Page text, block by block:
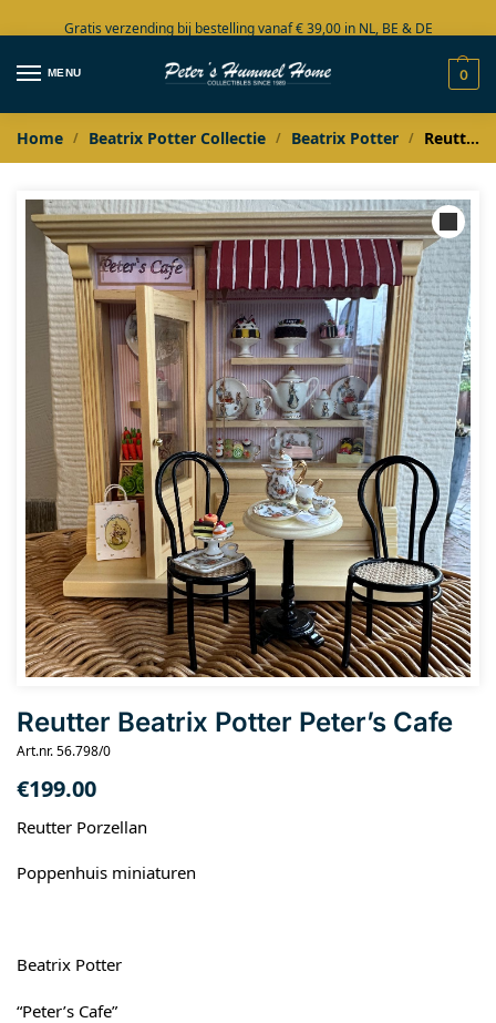
Gratis verzending bij bestelling vanaf € 39,00 in NL, BE & DE
Grote collectie in voorraad
MENU 0
Home / Beatrix Potter Collectie / Beatrix Potter / Reutter Beatrix Potter Peter’s Cafe
Reutter Beatrix Potter Peter’s Cafe
Art.nr. 56.798/0
€199.00
Reutter Porzellan
Poppenhuis miniaturen
Beatrix Potter
“Peter’s Cafe”